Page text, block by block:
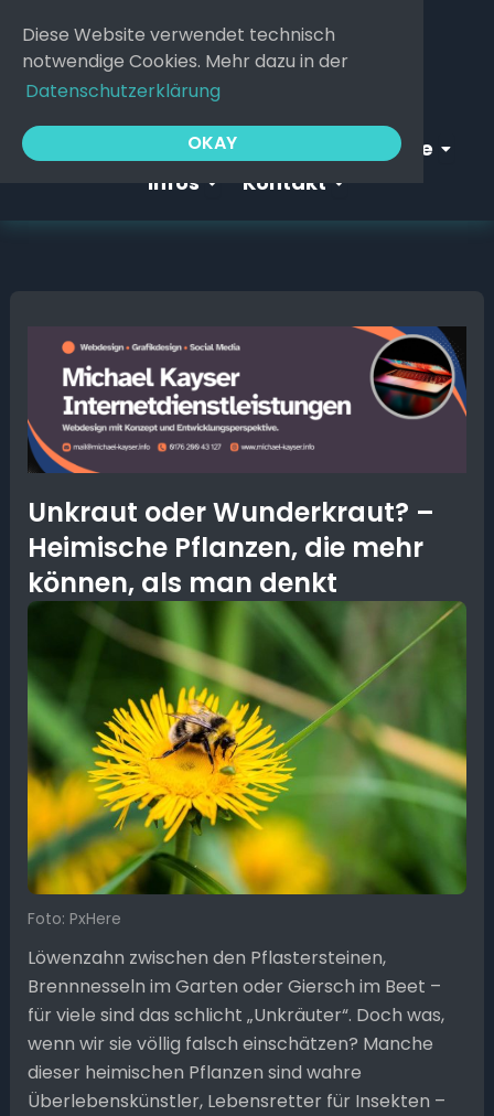
Diese Website verwendet technisch
notwendige Cookies. Mehr dazu in der
Datenschutzerklärung
OKAY
Inhalt
springen
Webgeflüster Open Webgeflüster
Service
Infos Kontakt
Unkraut oder Wunderkraut? –
Heimische Pflanzen, die mehr
können, als man denkt
Foto: PxHere
Löwenzahn zwischen den Pflastersteinen,
Brennnesseln im Garten oder Giersch im Beet –
für viele sind das schlicht „Unkräuter“. Doch was,
wenn wir sie völlig falsch einschätzen? Manche
dieser heimischen Pflanzen sind wahre
Überlebenskünstler, Lebensretter für Insekten –